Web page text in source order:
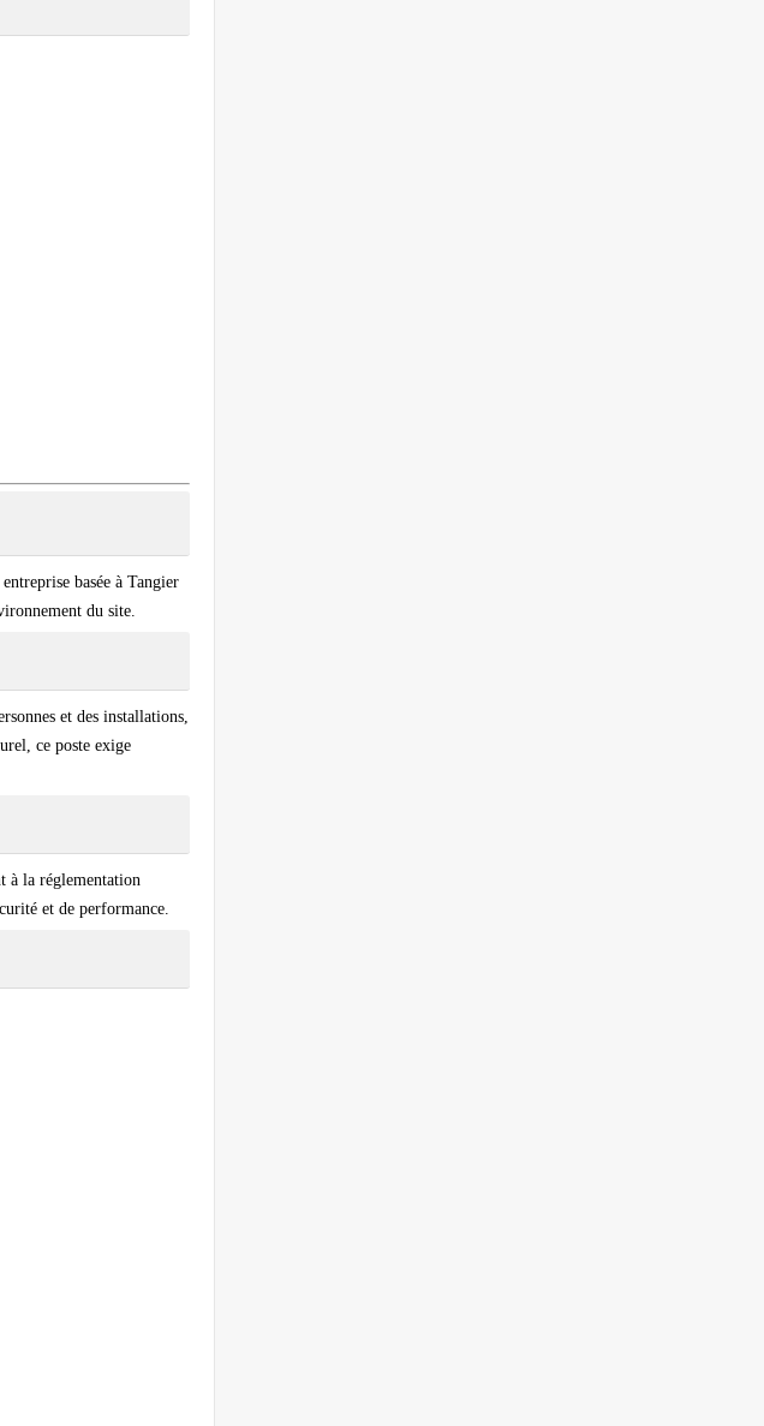
basée à Tangier
du site.
et des installations,
ce poste exige
à la réglementation
et de performance.